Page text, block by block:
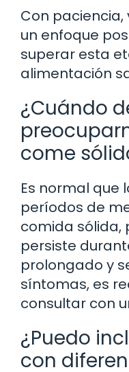
Con
un enfoque
superar esta
alimentación
¿Cuándo
come
Es normal que
períodos de
comida sólida,
persiste
prolongado y
síntomas, es
consultar con
¿Puedo
con